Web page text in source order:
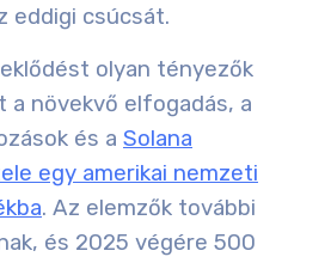
eddigi csúcsát.
olyan tényezők
növekvő elfogadás, a
és a Solana
egy amerikai nemzeti
. Az elemzők további
és 2025 végére 500